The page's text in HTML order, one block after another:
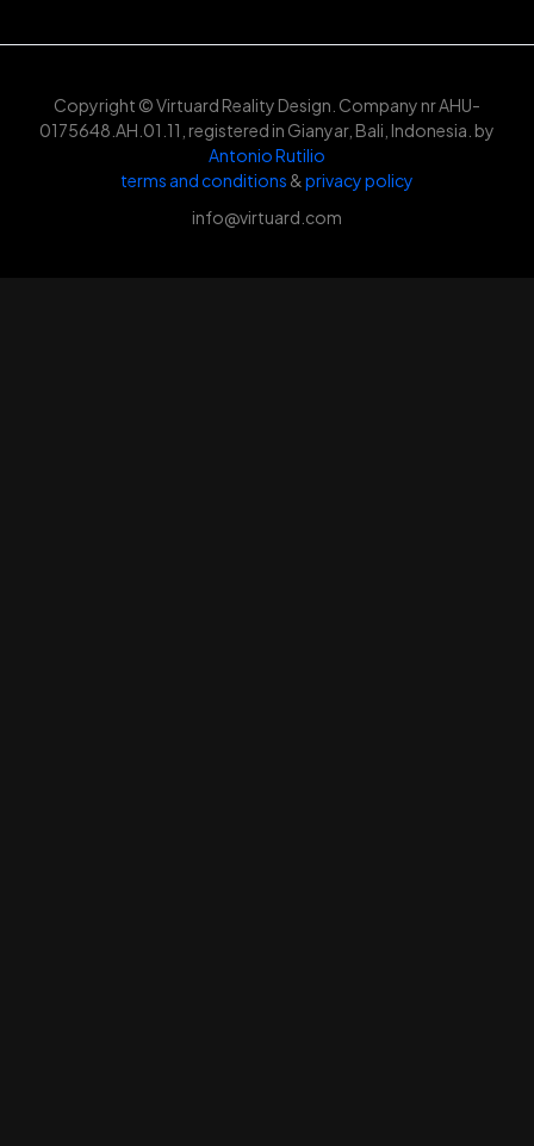
Copyright © Virtuard Reality Design. Company nr AHU-
0175648.AH.01.11, registered in Gianyar, Bali, Indonesia. by
Antonio Rutilio
terms and conditions &privacy policy
info@virtuard.com